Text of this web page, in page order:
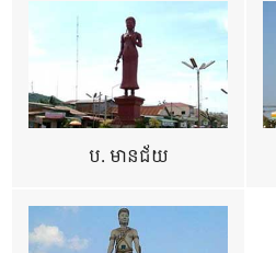
ប. មានជ័យ